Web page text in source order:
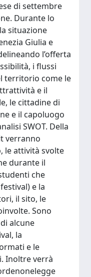
di settembre
Durante lo
situazione
Giulia e
l’offerta
i flussi
territorio come le
e il
le cittadine di
e il capoluogo
SWOT. Della
verranno
le attività svolte
durante il
che
e la
il sito, le
Sono
alcune
la
e le
Inoltre verrà